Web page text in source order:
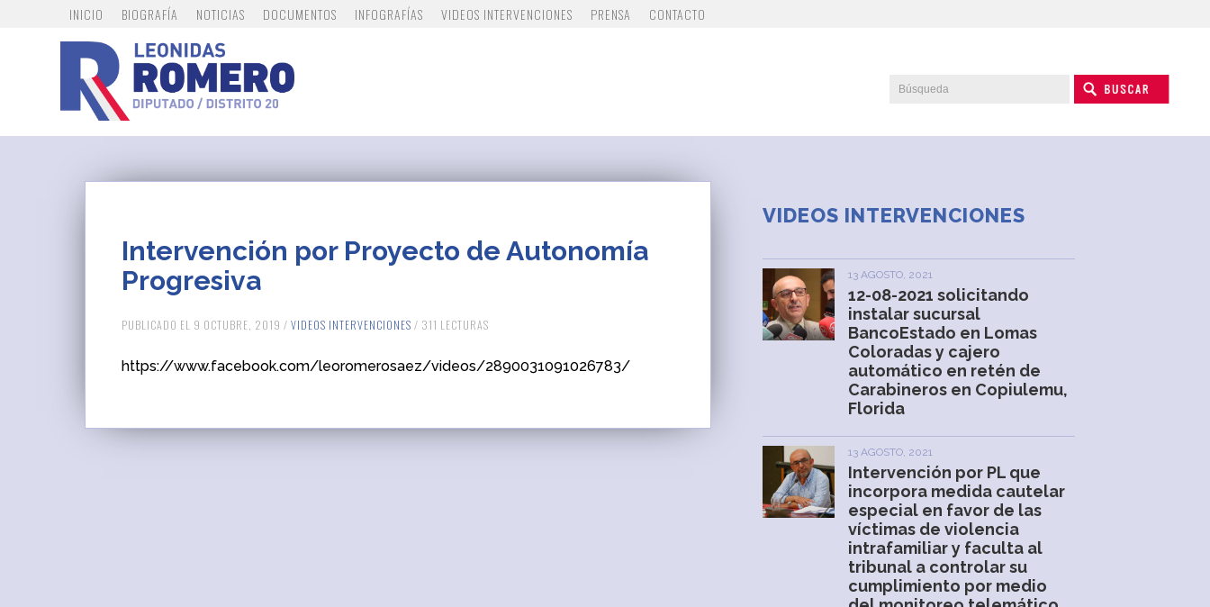
INICIO BIOGRAFÍA NOTICIAS DOCUMENTOS INFOGRAFÍAS VIDEOS INTERVENCIONES PRENSA CONTACTO
Intervención por Proyecto de Autonomía
Progresiva
PUBLICADO EL 9 OCTUBRE, 2019 /VIDEOS INTERVENCIONES / 311 LECTURAS
https://www.facebook.com/leoromerosaez/videos/2890031091026783/
VIDEOS INTERVENCIONES
13 AGOSTO, 2021
12-08-2021 solicitando
instalar sucursal
BancoEstado en Lomas
Coloradas y cajero
automático en retén de
Carabineros en Copiulemu,
Florida
13 AGOSTO, 2021
Intervención por PL que
incorpora medida cautelar
especial en favor de las
víctimas de violencia
intrafamiliar y faculta al
tribunal a controlar su
cumplimiento por medio